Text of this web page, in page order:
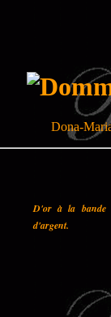
Dona-
D'or à la bande
d'argent.